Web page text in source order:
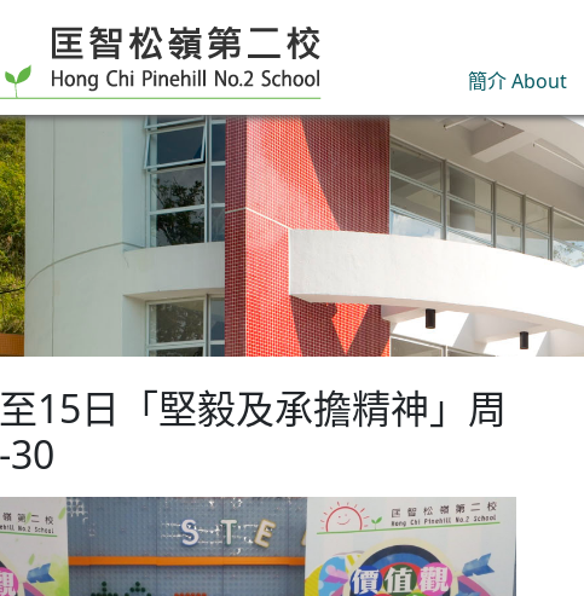
簡介 About
15日「堅毅及承擔精神」周
30